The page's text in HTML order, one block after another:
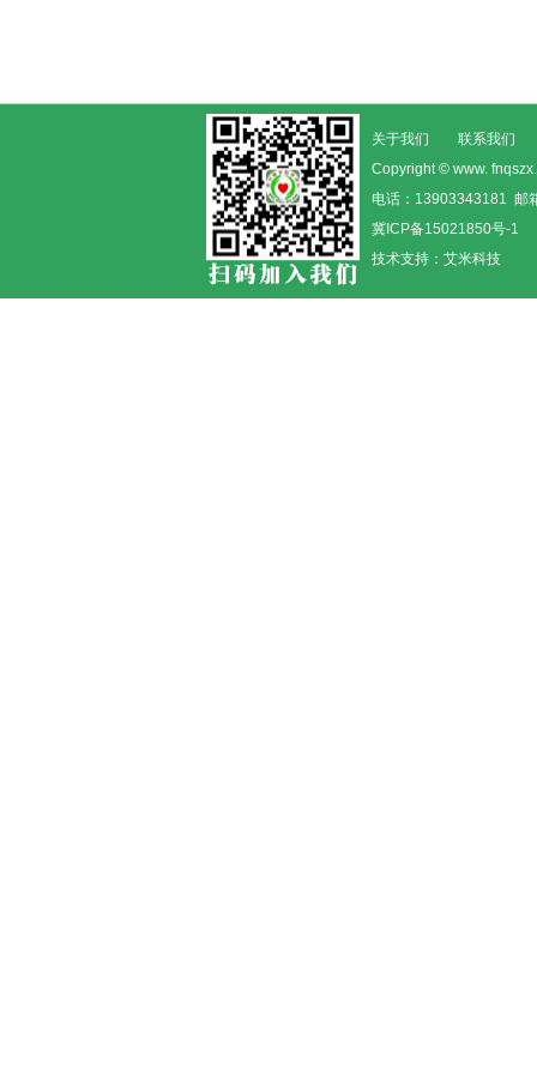
关于我们
联系我们
Copyright © www.
电话：13903343181 邮
冀ICP备15021850号-1
技术支持： 艾米科技